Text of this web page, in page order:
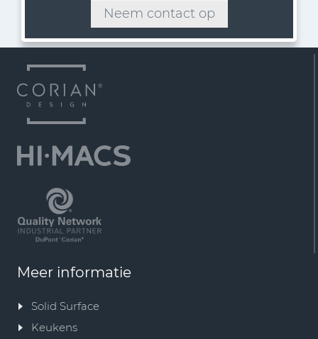
Neem contact op
Meer informatie
Solid Surface
Keukens